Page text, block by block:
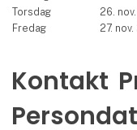
Torsdag
26.
Fredag
27.
Kontakt